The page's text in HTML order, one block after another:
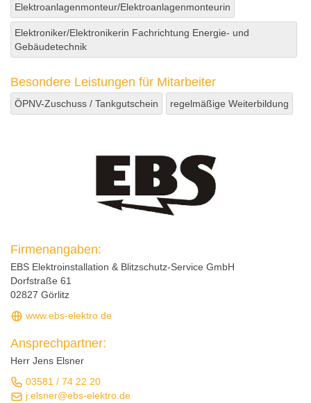
Elektroanlagenmonteur/Elektroanlagenmonteurin
Elektroniker/Elektronikerin Fachrichtung Energie- und
Gebäudetechnik
Besondere Leistungen für Mitarbeiter
ÖPNV-Zuschuss / Tankgutschein regelmäßige Weiterbildung
Firmenangaben:
EBS Elektroinstallation & Blitzschutz-Service GmbH
Dorfstraße 61
02827 Görlitz
www.ebs-elektro.de
Ansprechpartner:
Herr Jens Elsner
03581 / 74 22 20
j.elsner@ebs-elektro.de